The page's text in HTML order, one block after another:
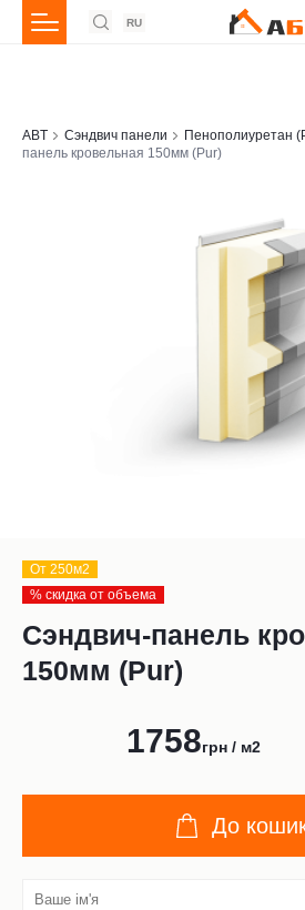
RU
ABT Сэндвич панели Пенополиуретан
панель кровельная 150мм (Pur)
От 250м2
% скидка от объема
Сэндвич-панель
150мм (Pur)
1758грн / м2
До